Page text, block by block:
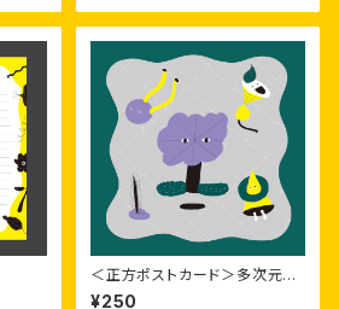
＜正方ポストカード＞多次元の
生きもの
¥250